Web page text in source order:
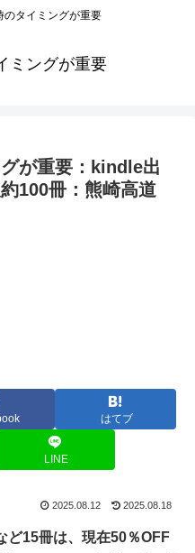
のタイミングが重要
ミングが重要
が重要：kindle出
100冊：熊崎高道
はてブ
LINE
2025.08.12 2025.08.18
ど15冊は、現在50％OFF